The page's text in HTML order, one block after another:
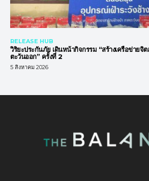
RELEASE HUB
วิริยะประกันภัย เดินหน้ากิจกรรม “สร้างเครือข่ายจิ
ตะวันออก” ครั้งที่ 2
5 สิงหาคม 2026